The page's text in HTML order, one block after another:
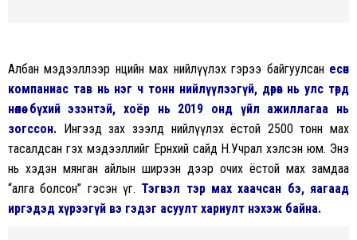
Албан мэдээллээр нөөцийн мах нийлүүлэх гэрээ байгуулсан есөн
компаниас тав нь нэг ч тонн нийлүүлээгүй, дөрөв нь улс төрд
нөлөө бүхий эзэнтэй, хоёр нь 2019 онд үйл ажиллагаа нь
зогссон. Ингээд зах зээлд нийлүүлэх ёстой 2500 тонн мах
тасалдсан гэх мэдээллийг Ерөнхий сайд Н.Учрал хэлсэн юм. Энэ
нь хэдэн мянган айлын ширээн дээр очих ёстой мах замдаа
“алга болсон” гэсэн үг. Тэгвэл тэр мах хаачсан бэ, яагаад
иргэдэд хүрээгүй вэ гэдэг асуулт хариулт нэхэж байна.